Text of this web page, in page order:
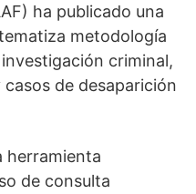
ha publicado una
metodología
criminal,
de desaparición
herramienta
de consulta